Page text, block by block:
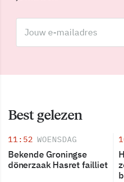
Best gelezen
11:52 WOENSDAG
Bekende Groningse
dönerzaak Hasret failliet